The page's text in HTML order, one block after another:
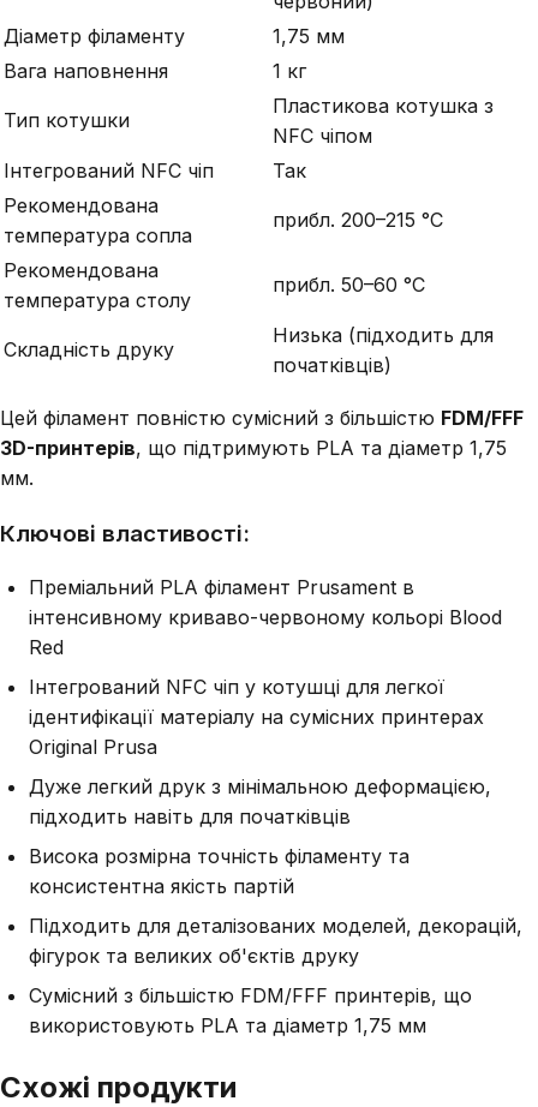
Діаметр філаменту
1,75 мм
Вага наповнення
1 кг
Тип котушки
Пластикова котушка з
NFC чіпом
Інтегрований NFC чіп
Так
Рекомендована
температура сопла
прибл. 200–215 °C
Рекомендована
температура столу
прибл. 50–60 °C
Складність друку
Низька (підходить для
початківців)
Цей філамент повністю сумісний з більшістю FDM/FFF
3D-принтерів, що підтримують PLA та діаметр 1,75
мм.
Ключові властивості:
Преміальний PLA філамент Prusament в
інтенсивному криваво-червоному кольорі Blood
Red
Інтегрований NFC чіп у котушці для легкої
ідентифікації матеріалу на сумісних принтерах
Original Prusa
Дуже легкий друк з мінімальною деформацією,
підходить навіть для початківців
Висока розмірна точність філаменту та
консистентна якість партій
Підходить для деталізованих моделей, декорацій,
фігурок та великих об'єктів друку
Сумісний з більшістю FDM/FFF принтерів, що
використовують PLA та діаметр 1,75 мм
Схожі продукти